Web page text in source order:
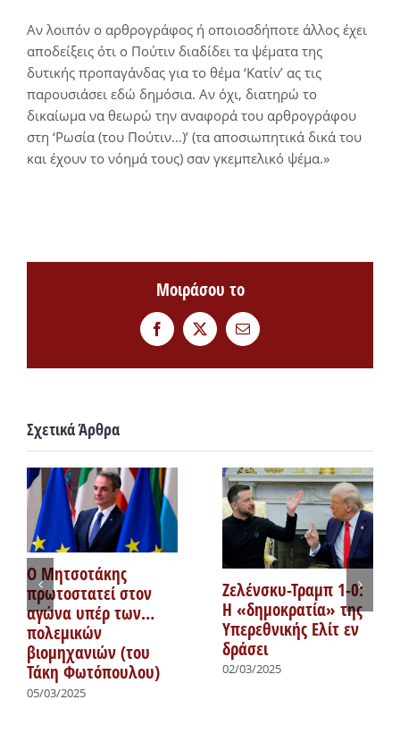
Αν λοιπόν ο αρθρογράφος ή οποιοσδήποτε άλλος έχει
αποδείξεις ότι ο Πούτιν διαδίδει τα ψέματα της
δυτικής προπαγάνδας για το θέμα ‘Κατίν’ ας τις
παρουσιάσει εδώ δημόσια. Αν όχι, διατηρώ το
δικαίωμα να θεωρώ την αναφορά του αρθρογράφου
στη ‘Ρωσία (του Πούτιν…)’ (τα αποσιωπητικά δικά του
και έχουν το νόημά τους) σαν γκεμπελικό ψέμα.»
Μοιράσου το
FacebookTwitterEmail
Σχετικά Άρθρα
Ο Μητσοτάκης
πρωτοστατεί στον
αγώνα υπέρ των…
πολεμικών
βιομηχανιών (του
Τάκη Φωτόπουλου)
05/03/2025
Ζελένσκυ-Τραμπ 1-0:
Η «δημοκρατία» της
Υπερεθνικής Ελίτ εν
δράσει
02/03/2025